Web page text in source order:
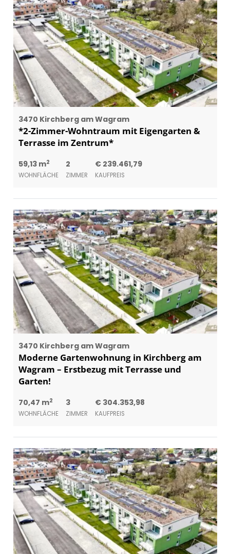
3470 Kirchberg am Wagram
*2-Zimmer-Wohntraum mit Eigengarten &
Terrasse im Zentrum*
59,13 m2
WOHNFLÄCHE
2
ZIMMER
€ 239.461,79
KAUFPREIS
3470 Kirchberg am Wagram
Moderne Gartenwohnung in Kirchberg am
Wagram – Erstbezug mit Terrasse und
Garten!
70,47 m2
WOHNFLÄCHE
3
ZIMMER
€ 304.353,98
KAUFPREIS